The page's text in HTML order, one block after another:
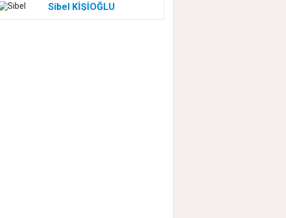
Sibel KİŞİOĞLU
EUROVISION'DA